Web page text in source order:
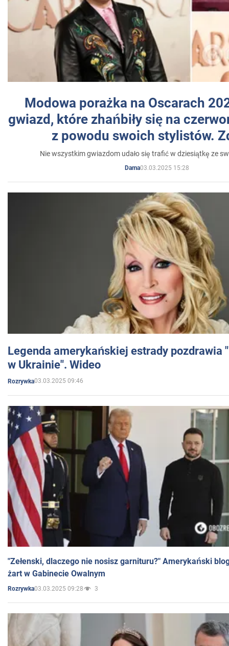
Modowa porażka na Oscarach
gwiazd, które zhańbiły się na
z powodu swoich stylistów.
Nie wszystkim gwiazdom udało się trafić w dziesiątkę ze
Dama03.03.2025 15:28
Legenda amerykańskiej estrady pozdrawia
w Ukrainie". Wideo
Rozrywka03.03.2025 09:46
"Zełenski, dlaczego nie nosisz garnituru?" Amerykański
żart w Gabinecie Owalnym
Rozrywka03.03.2025 09:28 3